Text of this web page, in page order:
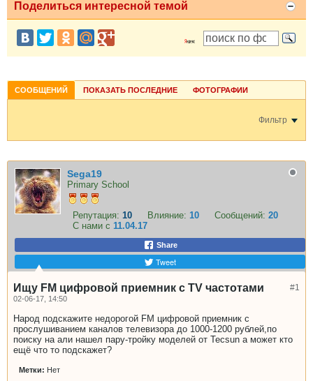
Поделиться интересной темой
СООБЩЕНИЙ ПОКАЗАТЬ ПОСЛЕДНИЕ ФОТОГРАФИИ
Фильтр
Sega19
Primary School
Репутация: 10 Влияние: 10 Сообщений: 20
С нами с 11.04.17
Share
Tweet
#1
Ищу FM цифровой приемник с TV частотами
02-06-17, 14:50
Народ подскажите недорогой FM цифровой приемник с
прослушиванием каналов телевизора до 1000-1200 рублей,по
поиску на али нашел пару-тройку моделей от Tecsun а может кто
ещё что то подскажет?
Метки: Нет